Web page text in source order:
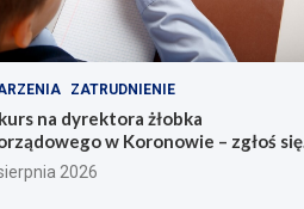
ZATRUDNIENIE
na dyrektora żłobka
w Koronowie – zgłoś się
2026